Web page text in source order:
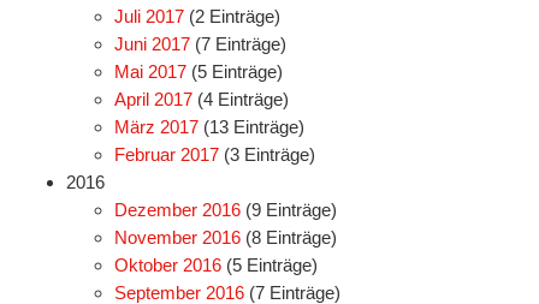
Juli 2017 (2 Einträge)
Juni 2017 (7 Einträge)
Mai 2017 (5 Einträge)
April 2017 (4 Einträge)
März 2017 (13 Einträge)
Februar 2017 (3 Einträge)
2016
Dezember 2016 (9 Einträge)
November 2016 (8 Einträge)
Oktober 2016 (5 Einträge)
September 2016 (7 Einträge)